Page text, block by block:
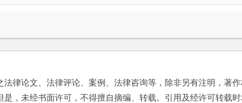
法律论文、法律评论、案例、法律咨询等，除非另有注明，著
是，未经书面许可，不得擅自摘编、转载。引用及经许可转载